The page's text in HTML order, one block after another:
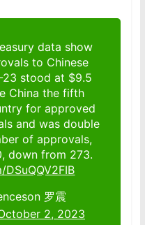
data show
to Chinese
stood at $9.5
China the fifth
for approved
and was double
of approvals,
down from 273.
罗震
2, 2023